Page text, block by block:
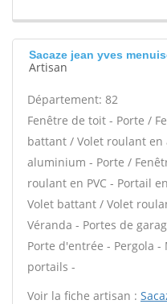
Sacaze jean yves
Artisan
Département: 82
Fenêtre de toit - Porte /
battant / Volet roulant
aluminium - Porte /
roulant en PVC - Portail
Volet battant / Volet
Véranda - Portes de
Porte d'entrée - Pergola
portails -
Voir la fiche artisan :